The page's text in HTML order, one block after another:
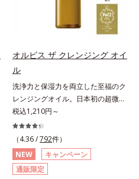
オルビス ザ クレンジング オイ
ル
洗浄力と保湿力を両立した至福のク
レンジングオイル。日本初の超微粒
子技術(*1)が毛穴奥の微細な汚れに
アプローチ。圧倒的な洗浄力と毛穴
悩みに着目したクレンジングオイル
です。日本初・超微粒子技術(*1)
で、さっと塗り広げるだけで濃いメ
イクはもちろん毛穴悩みも取り去
税込1,210円～
（4.36 /792件）
NEW
キャンペーン
通販限定